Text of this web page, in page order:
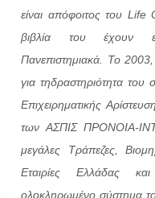
είναι απόφοιτος του
βιβλία του έχουν
Πανεπιστημιακά. Το
για τηδραστηριότητα
Επιχειρηματικής
των ΑΣΠΙΣ ΠΡΟΝΟΙΑ-
μεγάλες Τράπεζες,
Εταιρίες Ελλάδας
ολοκληρωμένο σύστημα